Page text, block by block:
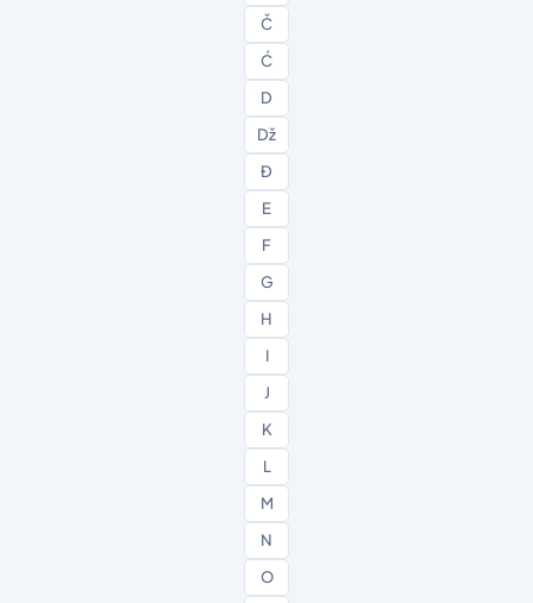
Č
Ć
D
Dž
Đ
E
F
G
H
I
J
K
L
M
N
O